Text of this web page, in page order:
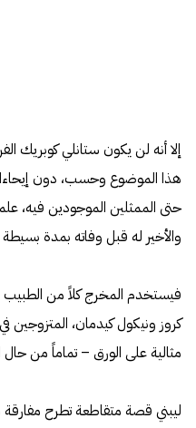
إلا أنه لن يكون ستانلي كوبريك
هذا الموضوع وحسب، دون
والأخير له قبل وفاته بمدة بسيطة
فيستخدم المخرج كلاً من الطبيب
كروز ونيكول كيدمان، المتزوجين
مثالية على الورق – تماماً من حال
ليبني قصة متقاطعة تطرح مفارقة